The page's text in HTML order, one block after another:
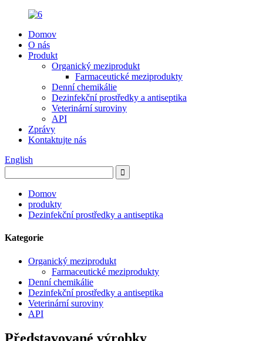
Domov
O nás
Produkt
Organický meziprodukt
Farmaceutické meziprodukty
Denní chemikálie
Dezinfekční prostředky a antiseptika
Veterinární suroviny
API
Zprávy
Kontaktujte nás
English
Domov
produkty
Dezinfekční prostředky a antiseptika
Kategorie
Organický meziprodukt
Farmaceutické meziprodukty
Denní chemikálie
Dezinfekční prostředky a antiseptika
Veterinární suroviny
API